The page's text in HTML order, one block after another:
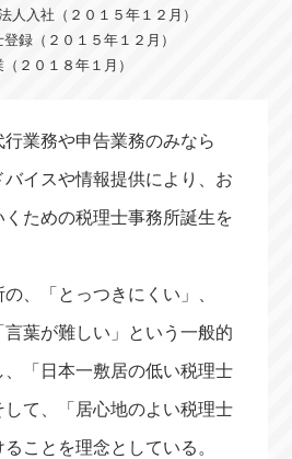
人入社（２０１５年１２月）
録（２０１５年１２月）
（２０１８年１月）
業務や申告業務のみなら
イスや情報提供により、お
ための税理士事務所誕生を
、「とっつきにくい」、
言葉が難しい」という一般的
「日本一敷居の低い税理士
て、「居心地のよい税理士
ことを理念としている。